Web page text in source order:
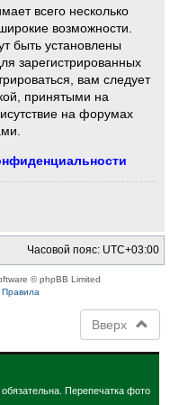
всего несколько
возможности.
быть установлены
зарегистрированных
вам следует
принятыми на
на форумах
Часовой пояс: UTC+03:00
© phpBB Limited
Правила
Вверх
Перепечатка фото